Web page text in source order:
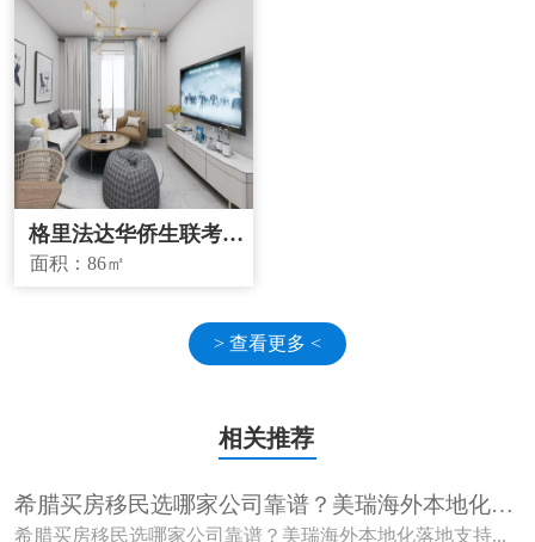
格里法达华侨生联考学
校学区房
面积：86㎡
> 查看更多 <
相关推荐
希腊买房移民选哪家公司靠谱？美瑞海外本地化落
地支持有哪些优势？
希腊买房移民选哪家公司靠谱？美瑞海外本地化落地支持...